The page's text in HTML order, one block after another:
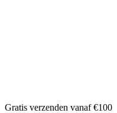
Gratis verzenden vanaf €100